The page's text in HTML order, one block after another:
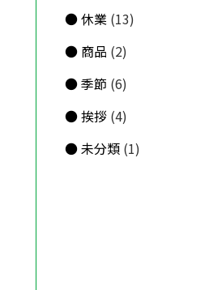
休業 (13)
商品 (2)
季節 (6)
挨拶 (4)
未分類 (1)